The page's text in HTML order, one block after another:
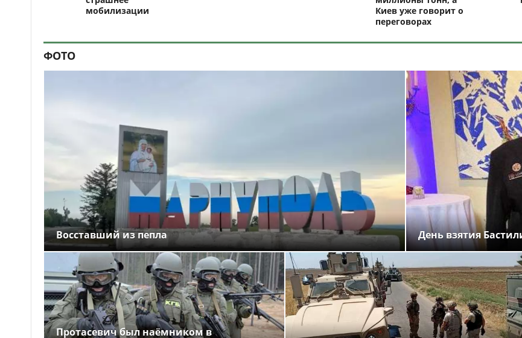
мобилизации
Киев уже говорит о
переговорах
ФОТО
Восставший из пепла День взятия
Протасевич был наёмником в